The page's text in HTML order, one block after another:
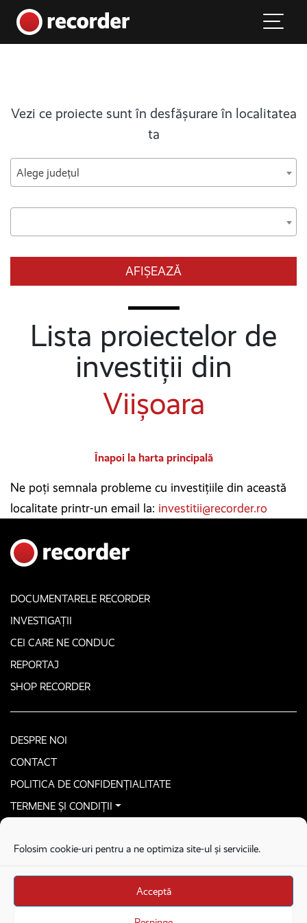
Folosim cookie-uri pentru a ne optimiza site-ul și serviciile.
Acceptă
Main Navigation
Vezi ce proiecte sunt în desfășurare în localitatea
ta
Alege județul
AFIȘEAZĂ
Lista proiectelor de
investiții din
Viișoara
Înapoi la harta principală
Ne poți semnala probleme cu investițiile din această
localitate printr-un email la: investitii@recorder.ro
DOCUMENTARELE RECORDER
INVESTIGAȚII
CEI CARE NE CONDUC
REPORTAJ
SHOP RECORDER
DESPRE NOI
CONTACT
POLITICA DE CONFIDENȚIALITATE
TERMENE ȘI CONDIȚII
Stega creative
Brandul Recorder e operat de Asociația Recorder Community, sub licența SC